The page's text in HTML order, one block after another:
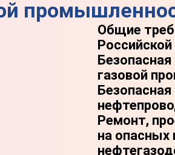
Общие
газовой
Ремонт,
на опасных